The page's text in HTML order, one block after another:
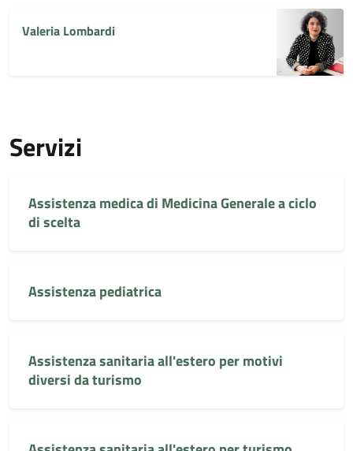
Valeria Lombardi
Servizi
Assistenza medica di Medicina Generale a ciclo
di scelta
Assistenza pediatrica
Assistenza sanitaria all'estero per motivi
diversi da turismo